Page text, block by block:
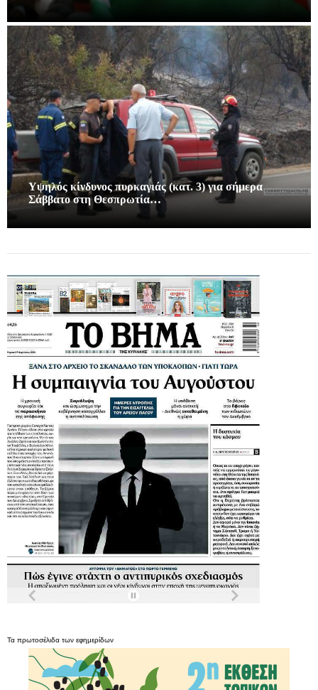
Υψηλός κίνδυνος πυρκαγιάς (κατ. 3) για σήμερα
Σάββατο στη Θεσπρωτία…
Τα πρωτοσέλιδα των εφημερίδων